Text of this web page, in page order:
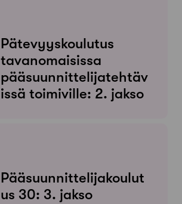
Pätevyyskoulutus
tavanomaisissa
pääsuunnittelijatehtäv
issä toimiville: 2. jakso
Pääsuunnittelijakoulut
us 30: 3. jakso